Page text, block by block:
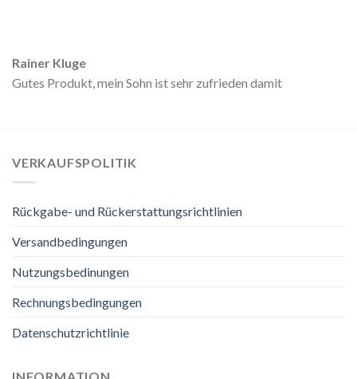
Rainer Kluge
Gutes Produkt, mein Sohn ist sehr zufrieden damit
VERKAUFSPOLITIK
Rückgabe- und Rückerstattungsrichtlinien
Versandbedingungen
Nutzungsbedinungen
Rechnungsbedingungen
Datenschutzrichtlinie